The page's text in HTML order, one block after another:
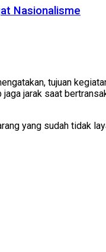
Nasionalisme
tujuan
jarak saat
yang sudah tidak